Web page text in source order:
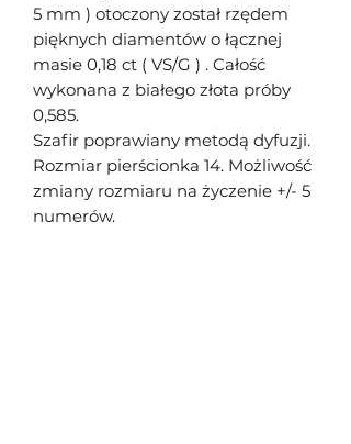
5 mm ) otoczony został rzędem
pięknych diamentów o łącznej
masie 0,18 ct ( VS/G ) . Całość
wykonana z białego złota próby
0,585.
Szafir poprawiany metodą dyfuzji.
Rozmiar pierścionka 14. Możliwość
zmiany rozmiaru na życzenie +/- 5
numerów.